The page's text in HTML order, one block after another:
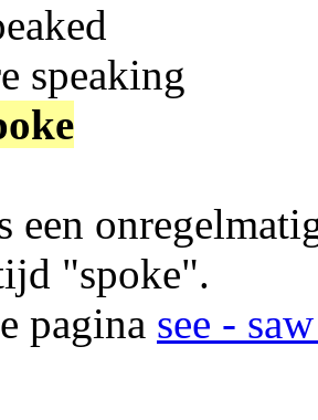
speaking
een
"spoke".
pagina see -